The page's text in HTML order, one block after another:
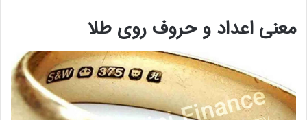
معنی اعداد و حروف روی طلا